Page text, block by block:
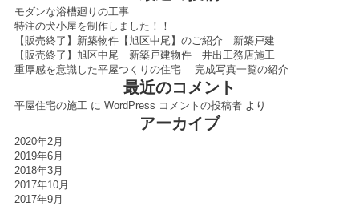
モダンな浴槽廻りの工事
特注の犬小屋を制作しました！！
【販売終了】新築物件【旭区中尾】のご紹介 新築戸建
【販売終了】旭区中尾 新築戸建物件 井出工務店施工
重厚感を意識した平屋つくりの住宅 完成写真一覧の紹介
最近のコメント
平屋住宅の施工に WordPress コメントの投稿者より
アーカイブ
2020年2月
2019年6月
2018年3月
2017年10月
2017年9月